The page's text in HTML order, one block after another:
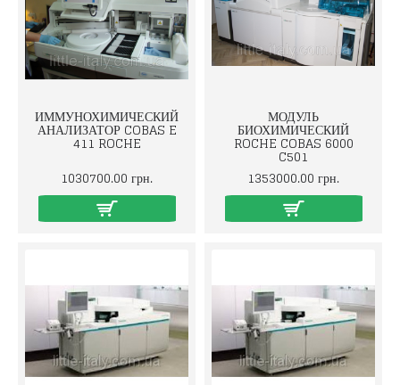
ИММУНОХИМИЧЕСКИЙ
АНАЛИЗАТОР COBAS E
411 ROCHE
1030700.00 грн.
МОДУЛЬ
БИОХИМИЧЕСКИЙ
ROCHE COBAS 6000
C501
1353000.00 грн.